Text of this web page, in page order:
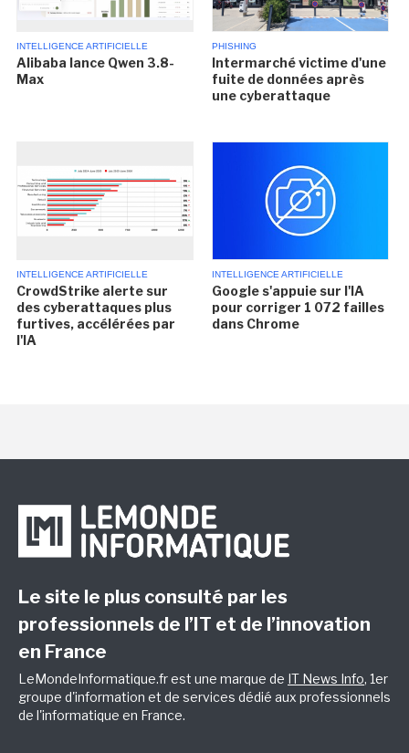
INTELLIGENCE ARTIFICIELLE
Alibaba lance Qwen 3.8-
Max
PHISHING
Intermarché victime d'une
fuite de données après
une cyberattaque
INTELLIGENCE ARTIFICIELLE
CrowdStrike alerte sur
des cyberattaques plus
furtives, accélérées par
l'IA
INTELLIGENCE ARTIFICIELLE
Google s'appuie sur l'IA
pour corriger 1 072 failles
dans Chrome
Le site le plus consulté par les
professionnels de l’IT et de l’innovation
en France
LeMondeInformatique.fr est une marque de IT News Info, 1er
groupe d'information et de services dédié aux professionnels
de l'informatique en France.